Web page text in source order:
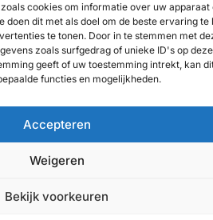
cookies om informatie over uw apparaat
doen dit met als doel om de beste ervaring te
te tonen. Door in te stemmen met
zoals surfgedrag of unieke ID's op
geeft of uw toestemming intrekt, kan
functies en mogelijkheden.
Accepteren
Weigeren
Bekijk voorkeuren